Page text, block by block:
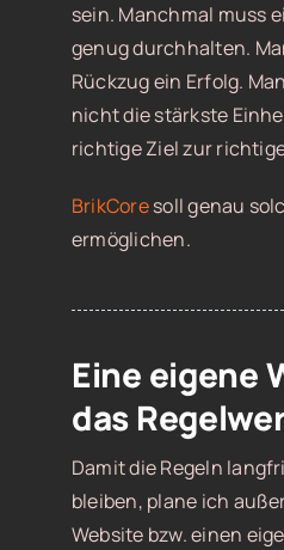
sein. Manchmal muss
genug durchhalten.
Rückzug ein Erfolg.
nicht die stärkste
richtige Ziel zur
BrikCoresoll genau
ermöglichen.
Eine eigene
das
Damit die Regeln
bleiben, plane ich
Website bzw. einen